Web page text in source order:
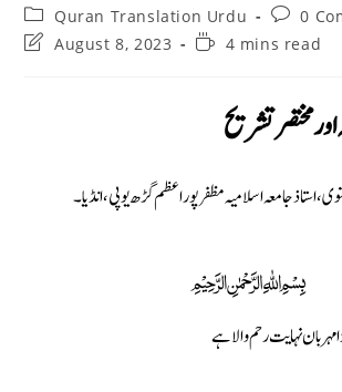
author:
published:
Post
category:
Quran Translation Urdu
Post0
PostAugust 8, 2023
Reading4 mins read
مختصر تشريح
استاذ جامعہ اسلاميہ مظفر پور اعظم گڑھ يوپى ، انڈيا۔
﷽
نہایت رحم والا ہے